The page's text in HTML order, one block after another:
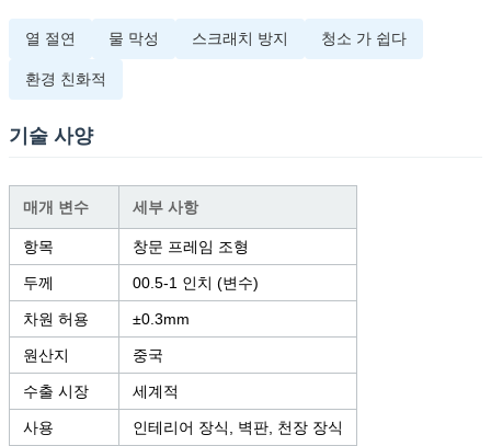
열 절연 물 막성 스크래치 방지 청소 가 쉽다
환경 친화적
기술 사양
매개 변수 세부 사항
항목 창문 프레임 조형
두께 00.5-1 인치 (변수)
차원 허용 ±0.3mm
원산지 중국
수출 시장 세계적
사용 인테리어 장식, 벽판, 천장 장식